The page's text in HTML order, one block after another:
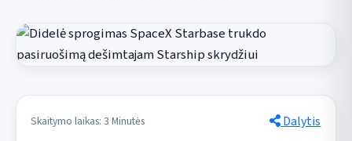
Skaitymo laikas: 3 Minutės Dalytis